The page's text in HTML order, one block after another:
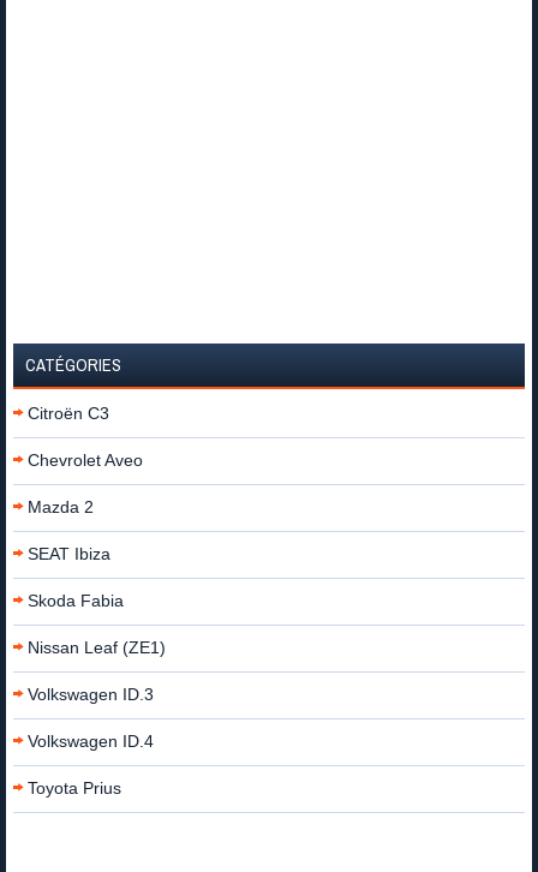
CATÉGORIES
Citroën C3
Chevrolet Aveo
Mazda 2
SEAT Ibiza
Skoda Fabia
Nissan Leaf (ZE1)
Volkswagen ID.3
Volkswagen ID.4
Toyota Prius